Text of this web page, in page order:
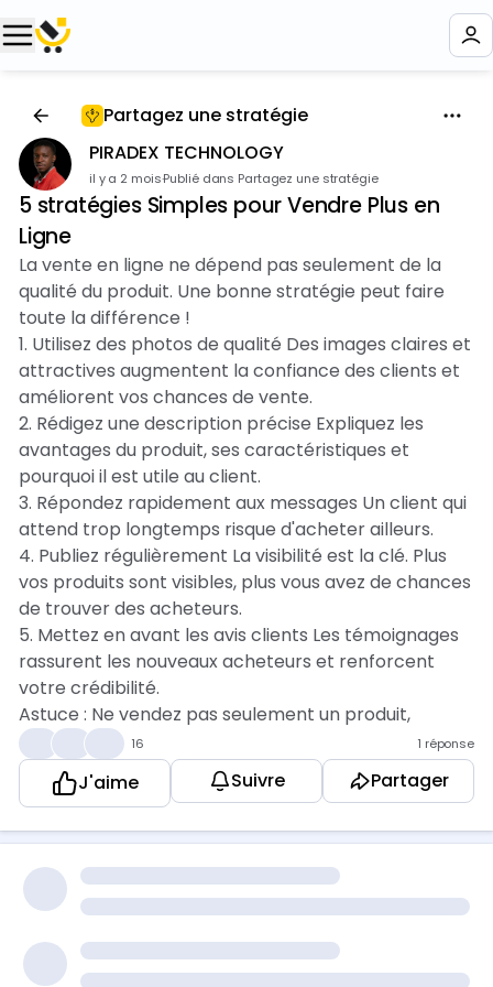
Partagez une stratégie
PIRADEX TECHNOLOGY
il y a 2 mois·Publié dans Partagez une stratégie
5 stratégies Simples pour Vendre Plus en
Ligne
La vente en ligne ne dépend pas seulement de la
qualité du produit. Une bonne stratégie peut faire
toute la différence !
1. Utilisez des photos de qualité Des images claires et
attractives augmentent la confiance des clients et
améliorent vos chances de vente.
2. Rédigez une description précise Expliquez les
avantages du produit, ses caractéristiques et
pourquoi il est utile au client.
3. Répondez rapidement aux messages Un client qui
attend trop longtemps risque d'acheter ailleurs.
4. Publiez régulièrement La visibilité est la clé. Plus
vos produits sont visibles, plus vous avez de chances
de trouver des acheteurs.
5. Mettez en avant les avis clients Les témoignages
rassurent les nouveaux acheteurs et renforcent
votre crédibilité.
Astuce : Ne vendez pas seulement un produit,
vendez la solution qu'il apporte au problème du
client.
Et vous, quelle est votre meilleure technique pour
16 1 réponse
J'aime Suivre Partager